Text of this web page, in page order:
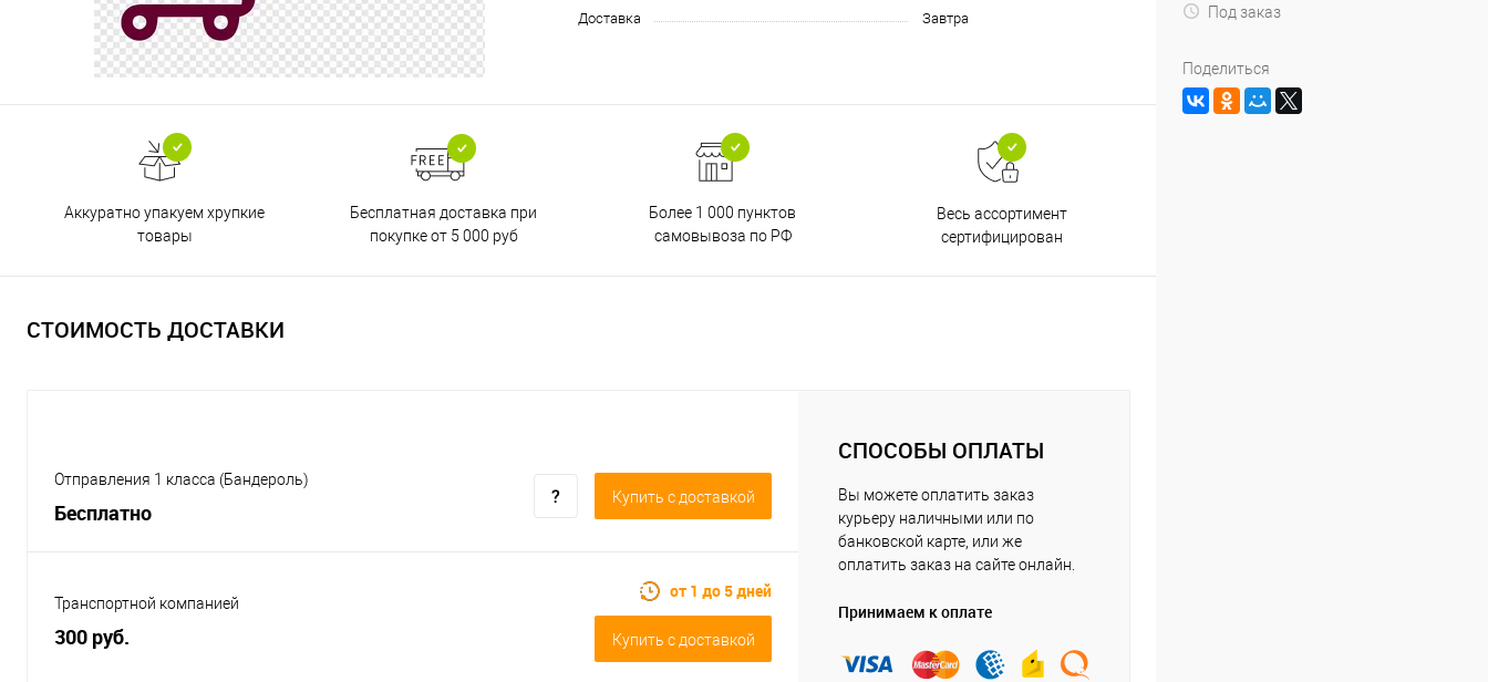
Доставка
Завтра
Аккуратно упакуем хрупкие
товары
Бесплатная доставка при
покупке от 5 000 руб
Более 1 000 пунктов
самовывоза по РФ
Весь ассортимент
сертифицирован
СТОИМОСТЬ ДОСТАВКИ
Отправления 1 класса (Бандероль)
Бесплатно
Купить c доставкой
Транспортной компанией
300 руб.
от 1 до 5 дней
Купить c доставкой
СПОСОБЫ ОПЛАТЫ
Вы можете оплатить заказ
курьеру наличными или по
банковской карте, или же
оплатить заказ на сайте онлайн.
Принимаем к оплате
Под заказ
Поделиться